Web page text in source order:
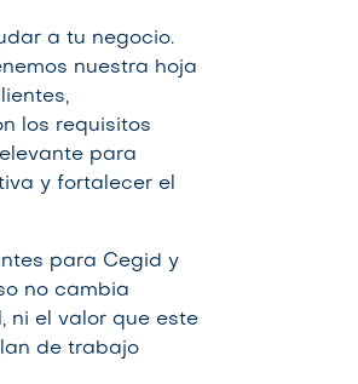
a tu negocio.
nuestra hoja
los requisitos
para
y fortalecer el
para Cegid y
no cambia
ni el valor que este
de trabajo